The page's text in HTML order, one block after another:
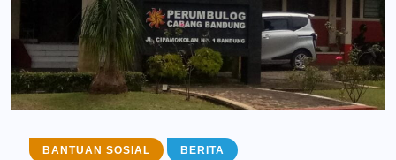
BANTUAN SOSIAL BERITA